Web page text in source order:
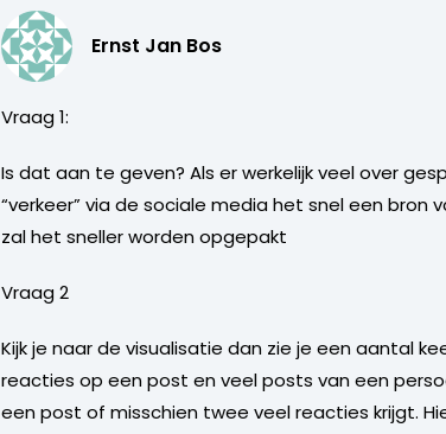
Ernst Jan Bos
Vraag 1:
Is dat aan te geven? Als er werkelijk veel over
“verkeer” via de sociale media het snel een
zal het sneller worden opgepakt
Vraag 2
Kijk je naar de visualisatie dan zie je een aantal
reacties op een post en veel posts van een
een post of misschien twee veel reacties krijgt.